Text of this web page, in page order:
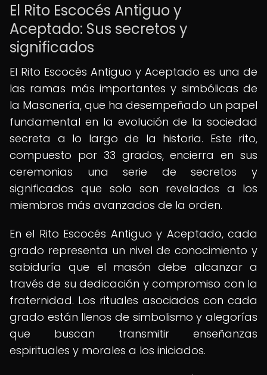
El Rito Escocés Antiguo y
Aceptado: Sus secretos y
significados
El Rito Escocés Antiguo y Aceptado es una de
las ramas más importantes y simbólicas de
la Masonería, que ha desempeñado un papel
fundamental en la evolución de la sociedad
secreta a lo largo de la historia. Este rito,
compuesto por 33 grados, encierra en sus
ceremonias una serie de secretos y
significados que solo son revelados a los
miembros más avanzados de la orden.
En el Rito Escocés Antiguo y Aceptado, cada
grado representa un nivel de conocimiento y
sabiduría que el masón debe alcanzar a
través de su dedicación y compromiso con la
fraternidad. Los rituales asociados con cada
grado están llenos de simbolismo y alegorías
que buscan transmitir enseñanzas
espirituales y morales a los iniciados.